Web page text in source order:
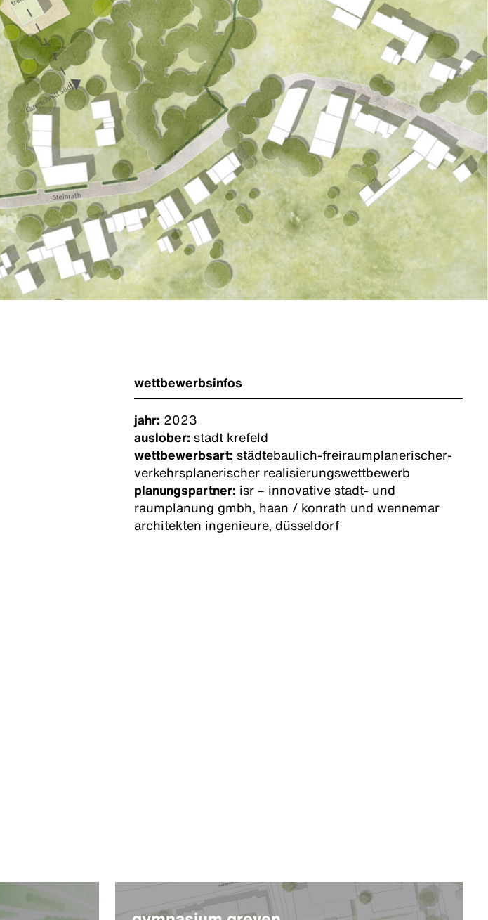
wettbewerbsinfos
jahr: 2023
auslober: stadt krefeld
wettbewerbsart: städtebaulich-freiraumplanerischer-
verkehrsplanerischer realisierungswettbewerb
planungspartner: isr – innovative stadt- und
raumplanung gmbh, haan / konrath und wennemar
architekten ingenieure, düsseldorf